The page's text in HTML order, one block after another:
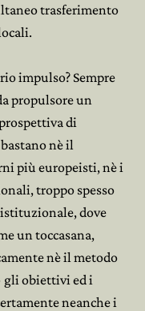
trasferimento
impulso? Sempre
propulsore un
di
nè il
più europeisti, nè i
troppo spesso
dove
un toccasana,
nè il metodo
gli obiettivi ed i
neanche i